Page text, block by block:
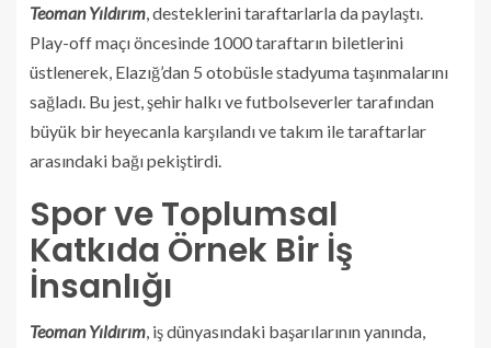
Teoman Yıldırım , desteklerini taraftarlarla da paylaştı.
Play-off maçı öncesinde 1000 taraftarın biletlerini
üstlenerek, Elazığ’dan 5 otobüsle stadyuma taşınmalarını
sağladı. Bu jest, şehir halkı ve futbolseverler tarafından
büyük bir heyecanla karşılandı ve takım ile taraftarlar
arasındaki bağı pekiştirdi.
Spor ve Toplumsal
Katkıda Örnek Bir İş
İnsanlığı
Teoman Yıldırım , iş dünyasındaki başarılarının yanında,